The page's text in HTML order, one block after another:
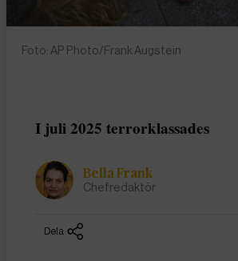
Foto: AP Photo/Frank Augstein
I juli 2025 terrorklassades
Bella Frank
Chefredaktör
Dela